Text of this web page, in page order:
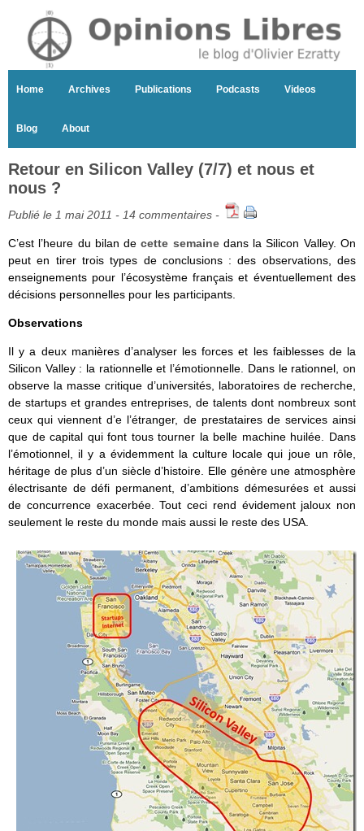
Home Archives Publications Podcasts Videos
Blog About
Retour en Silicon Valley (7/7) et nous et
nous ?
Publié le 1 mai 2011 - 14 commentaires -
C’est l’heure du bilan decette semainedans la Silicon Valley. On
peut en tirer trois types de conclusions : des observations, des
enseignements pour l’écosystème français et éventuellement des
décisions personnelles pour les participants.
Observations
Il y a deux manières d’analyser les forces et les faiblesses de la
Silicon Valley : la rationnelle et l’émotionnelle. Dans le rationnel, on
observe la masse critique d’universités, laboratoires de recherche,
de startups et grandes entreprises, de talents dont nombreux sont
ceux qui viennent d’e l’étranger, de prestataires de services ainsi
que de capital qui font tous tourner la belle machine huilée. Dans
l’émotionnel, il y a évidemment la culture locale qui joue un rôle,
héritage de plus d’un siècle d’histoire. Elle génère une atmosphère
électrisante de défi permanent, d’ambitions démesurées et aussi
de concurrence exacerbée. Tout ceci rend évidement jaloux non
seulement le reste du monde mais aussi le reste des USA.